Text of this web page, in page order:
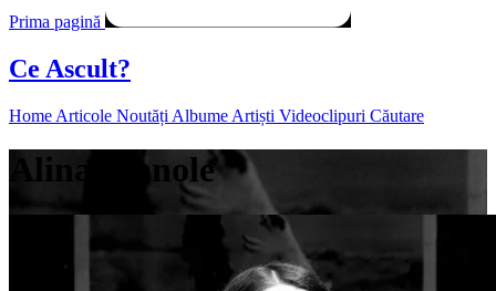
Prima pagină
Ce Ascult?
Home Articole Noutăți Albume Artiști Videoclipuri Căutare
Alina Manole